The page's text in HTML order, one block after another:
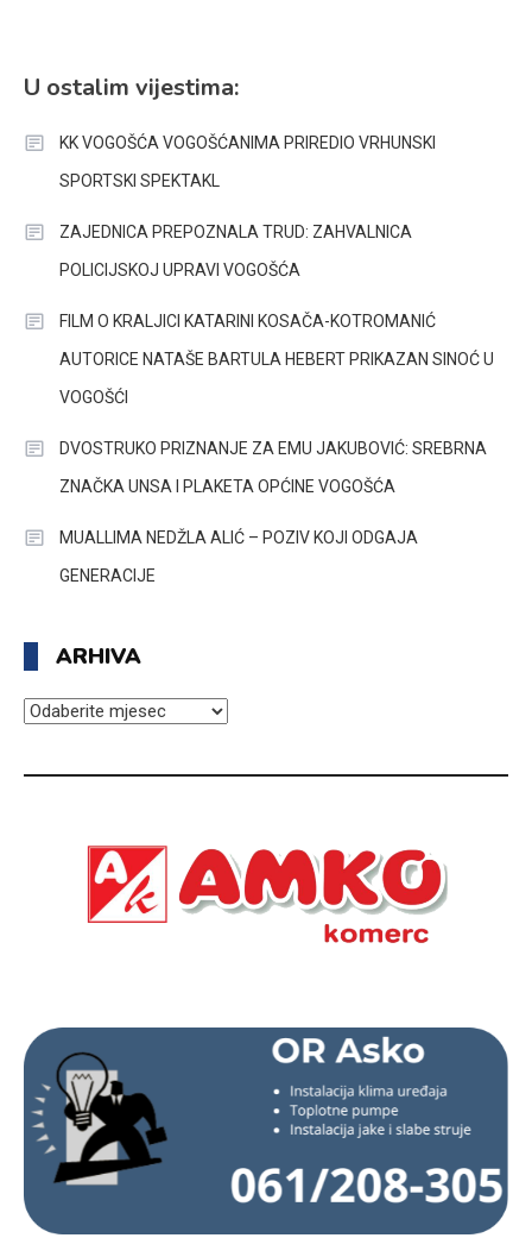
U ostalim vijestima:
KK VOGOŠĆA VOGOŠĆANIMA PRIREDIO VRHUNSKI
SPORTSKI SPEKTAKL
ZAJEDNICA PREPOZNALA TRUD: ZAHVALNICA
POLICIJSKOJ UPRAVI VOGOŠĆA
FILM O KRALJICI KATARINI KOSAČA-KOTROMANIĆ
AUTORICE NATAŠE BARTULA HEBERT PRIKAZAN SINOĆ U
VOGOŠĆI
DVOSTRUKO PRIZNANJE ZA EMU JAKUBOVIĆ: SREBRNA
ZNAČKA UNSA I PLAKETA OPĆINE VOGOŠĆA
MUALLIMA NEDŽLA ALIĆ – POZIV KOJI ODGAJA
GENERACIJE
ARHIVA
ARHIVA